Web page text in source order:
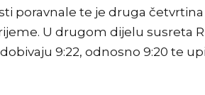
poravnale te je druga četvrtina
U drugom dijelu susreta
9:22, odnosno 9:20 te